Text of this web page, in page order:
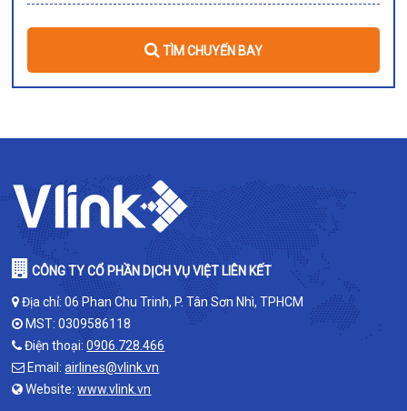
TÌM CHUYẾN BAY
CÔNG TY CỔ PHẦN DỊCH VỤ VIỆT LIÊN KẾT
Địa chỉ: 06 Phan Chu Trinh, P. Tân Sơn Nhì, TPHCM
MST: 0309586118
Điện thoại:0906.728.466
Email:airlines@vlink.vn
Website:www.vlink.vn